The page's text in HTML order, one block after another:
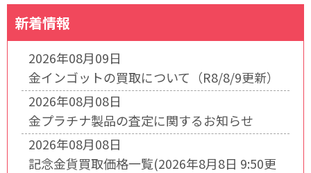
新着情報
2026年08月09日
金インゴットの買取について（R8/8/9更新）
2026年08月08日
金プラチナ製品の査定に関するお知らせ
2026年08月08日
記念金貨買取価格一覧(2026年8月8日 9:50更